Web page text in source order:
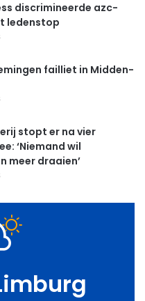
discrimineerde azc-
ledenstop
failliet in Midden-
stopt er na vier
‘Niemand wil
meer draaien’